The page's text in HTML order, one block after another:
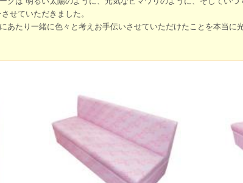
せていただきました。
あたり一緒に色々と考えお手伝いさせていただけたことを本当に